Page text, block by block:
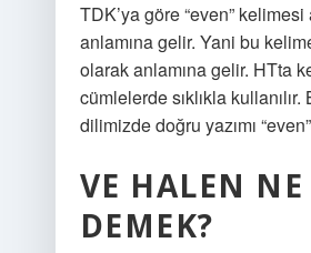
TDK’ya göre “even” kelimesi
anlamına gelir. Yani bu
olarak anlamına gelir. HTta
cümlelerde sıklıkla
dilimizde doğru yazımı
VE HALEN NE
DEMEK?